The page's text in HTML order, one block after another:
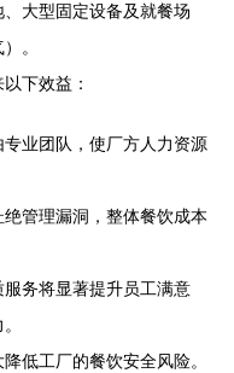
大型固定设备及就餐场
。
下效益：
专业团队，使厂方人力资源
管理漏洞，整体餐饮成本
服务将显著提升员工满意
低工厂的餐饮安全风险。